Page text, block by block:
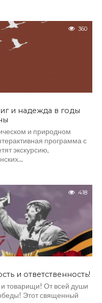
360
и надежда в годы
и природном
программа с
экскурсию,
418
и ответственность!
и товарищи! От всей души
Этот священный